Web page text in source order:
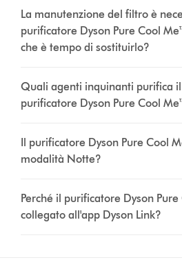
La manutenzione del filtro è
purificatore Dyson Pure Cool
che è tempo di sostituirlo?
Quali agenti inquinanti purifica il
purificatore Dyson Pure Cool
Il purificatore Dyson Pure Cool
modalità Notte?
Perché il purificatore Dyson
collegato all'app Dyson Link?